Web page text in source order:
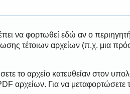
να φορτωθεί εδώ αν ο
τέτοιων αρχείων (π.χ. μια
το αρχείο κατευθείαν στον
αρχείων. Για να μεταφορτώσετε